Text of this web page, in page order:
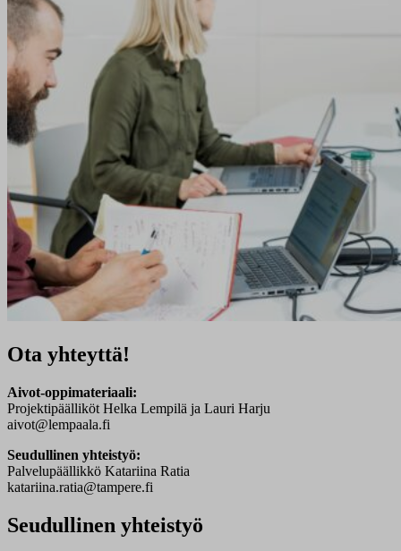
Ota yhteyttä!
Aivot-oppimateriaali:
Projektipäälliköt Helka Lempilä ja Lauri Harju
aivot@lempaala.fi
Seudullinen yhteistyö:
Palvelupäällikkö Katariina Ratia
katariina.ratia@tampere.fi
Seudullinen yhteistyö